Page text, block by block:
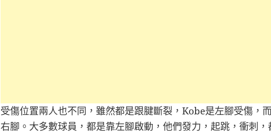
受傷位置兩人也不同，雖然都是跟腱斷裂，Kobe是左腳受傷，
右腳。大多數球員，都是靠左腳啟動，他們發力，起跳，衝刺，